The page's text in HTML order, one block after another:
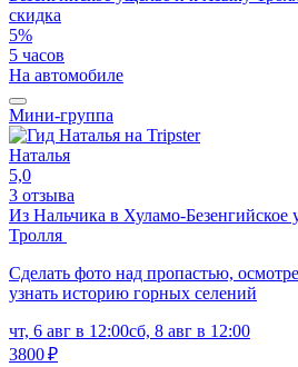
скидка
5%
5 часов
На автомобиле
Мини-группа
Наталья
5,0
3 отзыва
Из Нальчика в Хуламо-Безенгийское
Тролля
Сделать фото над пропастью,
узнать историю горных селений
чт, 6 авг в 12:00сб, 8 авг в 12:00
3800 ₽